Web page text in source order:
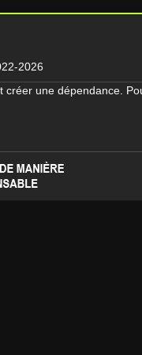
2026
une dépendance.